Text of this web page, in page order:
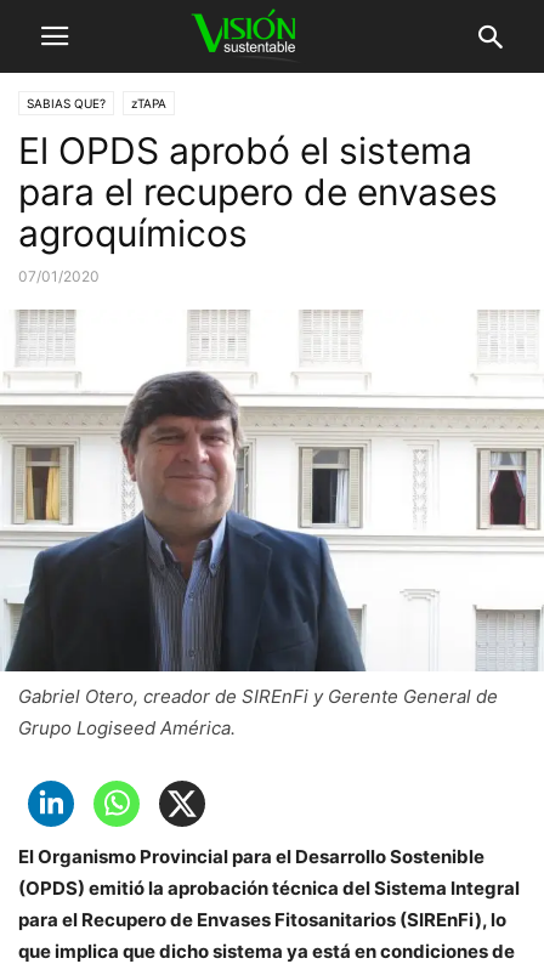
SABIAS QUE? zTAPA
El OPDS aprobó el sistema
para el recupero de envases
agroquímicos
07/01/2020
Gabriel Otero, creador de SIREnFi y Gerente General de
Grupo Logiseed América.
El Organismo Provincial para el Desarrollo Sostenible
(OPDS) emitió la aprobación técnica del Sistema Integral
para el Recupero de Envases Fitosanitarios (SIREnFi), lo
que implica que dicho sistema ya está en condiciones de